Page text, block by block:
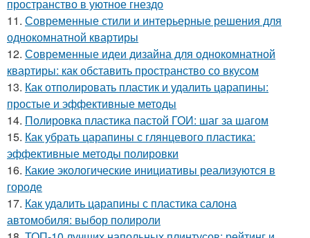
пространство в уютное гнездо
11. Современные стили и интерьерные решения для
однокомнатной квартиры
12. Современные идеи дизайна для однокомнатной
квартиры: как обставить пространство со вкусом
13. Как отполировать пластик и удалить царапины:
простые и эффективные методы
14. Полировка пластика пастой ГОИ: шаг за шагом
15. Как убрать царапины с глянцевого пластика:
эффективные методы полировки
16. Какие экологические инициативы реализуются в
городе
17. Как удалить царапины с пластика салона
автомобиля: выбор полироли